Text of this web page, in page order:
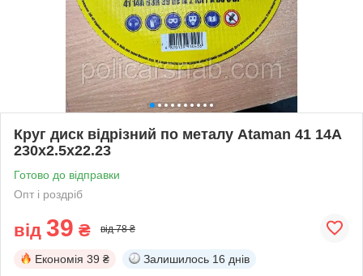
Круг диск відрізний по металу Ataman 41 14А
230х2.5х22.23
Готово до відправки
Опт і роздріб
від 39 ₴ від 78 ₴
Економія 39 ₴ Залишилось 16 днів